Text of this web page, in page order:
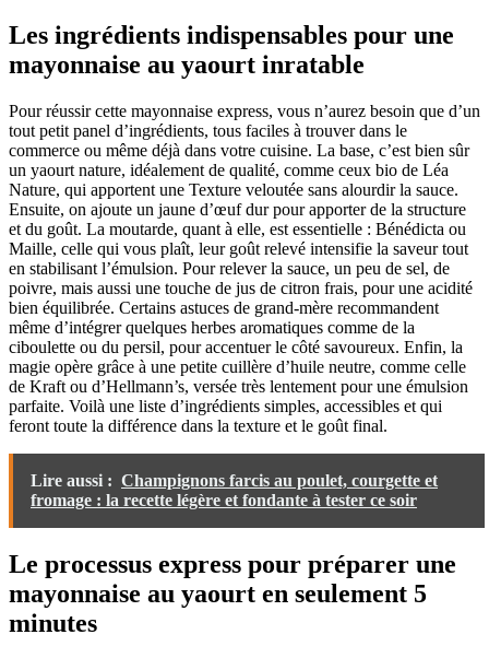
Les ingrédients indispensables pour une
mayonnaise au yaourt inratable
Pour réussir cette mayonnaise express, vous n’aurez besoin que d’un
tout petit panel d’ingrédients, tous faciles à trouver dans le
commerce ou même déjà dans votre cuisine. La base, c’est bien sûr
un yaourt nature, idéalement de qualité, comme ceux bio de Léa
Nature, qui apportent une Texture veloutée sans alourdir la sauce.
Ensuite, on ajoute un jaune d’œuf dur pour apporter de la structure
et du goût. La moutarde, quant à elle, est essentielle : Bénédicta ou
Maille, celle qui vous plaît, leur goût relevé intensifie la saveur tout
en stabilisant l’émulsion. Pour relever la sauce, un peu de sel, de
poivre, mais aussi une touche de jus de citron frais, pour une acidité
bien équilibrée. Certains astuces de grand-mère recommandent
même d’intégrer quelques herbes aromatiques comme de la
ciboulette ou du persil, pour accentuer le côté savoureux. Enfin, la
magie opère grâce à une petite cuillère d’huile neutre, comme celle
de Kraft ou d’Hellmann’s, versée très lentement pour une émulsion
parfaite. Voilà une liste d’ingrédients simples, accessibles et qui
feront toute la différence dans la texture et le goût final.
Lire aussi : Champignons farcis au poulet, courgette et
fromage : la recette légère et fondante à tester ce soir
Le processus express pour préparer une
mayonnaise au yaourt en seulement 5
minutes